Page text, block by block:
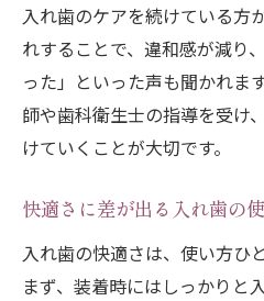
入れ歯のケアを続けている方
れすることで、違和感が減り
った」といった声も聞かれま
師や歯科衛生士の指導を受け
けていくことが大切です。
快適さに差が出る入れ歯の
入れ歯の快適さは、使い方ひ
まず、装着時にはしっかりと